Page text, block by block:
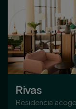
Rivas
Residencia